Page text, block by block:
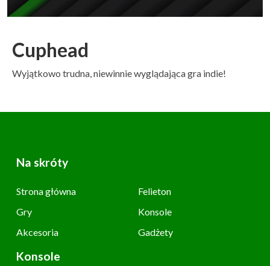
Cuphead
Wyjątkowo trudna, niewinnie wyglądająca gra indie!
Na skróty
Strona główna
Felieton
Gry
Konsole
Akcesoria
Gadżety
Konsole